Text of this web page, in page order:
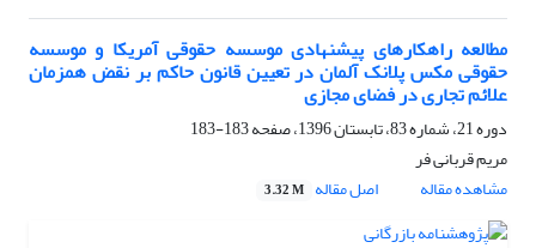
مطالعه راهکارهای پیشنهادی موسسه حقوقی آمریکا و موسسه
حقوقی مکس پلانک آلمان در تعیین قانون حاکم بر نقض همزمان
علائم تجاری در فضای مجازی
دوره 21، شماره 83، تابستان 1396، صفحه
183-183
مریم قربانی فر
مشاهده مقاله
اصل مقاله 3.32 M